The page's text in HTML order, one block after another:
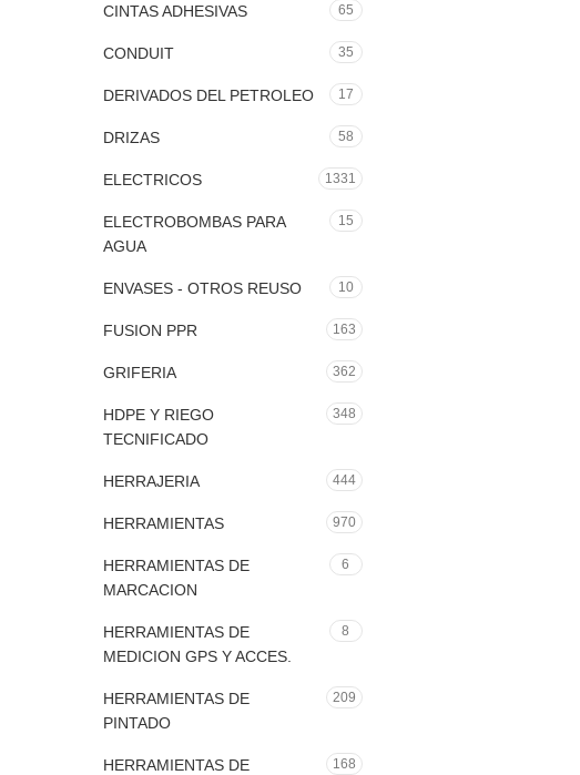
CINTAS ADHESIVAS 65
CONDUIT 35
DERIVADOS DEL PETROLEO 17
DRIZAS 58
ELECTRICOS 1331
ELECTROBOMBAS PARA
AGUA
15
ENVASES - OTROS REUSO 10
FUSION PPR 163
GRIFERIA 362
HDPE Y RIEGO
TECNIFICADO
348
HERRAJERIA 444
HERRAMIENTAS 970
HERRAMIENTAS DE
MARCACION
6
HERRAMIENTAS DE
MEDICION GPS Y ACCES.
8
HERRAMIENTAS DE
PINTADO
209
HERRAMIENTAS DE
168